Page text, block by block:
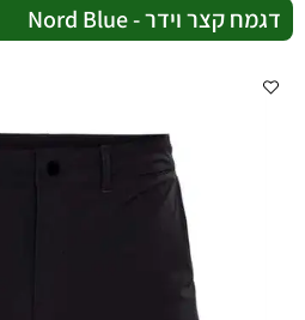
דגמח קצר וידר - Nord Blue